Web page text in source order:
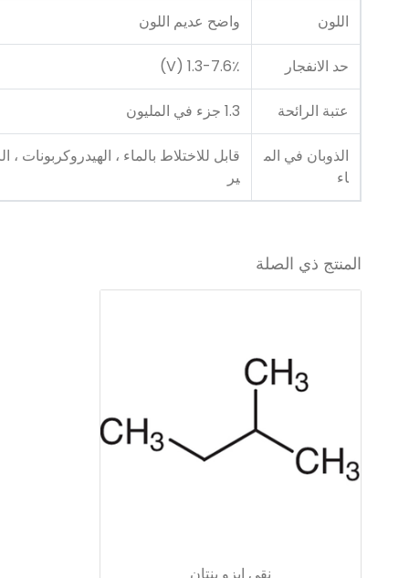
اللون واضح عديم اللون
حد الانفجار 1.3-7.6٪ (V)
عتبة الرائحة 1.3 جزء في المليون
الذوبان في الم
اء
قابل للاختلاط بالماء ، الهيدروكربونات ،
ير
المنتج ذي الصلة
نقي ايزو بنتان